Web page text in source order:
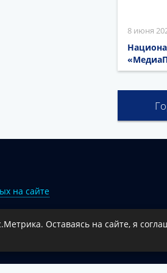
8 июня
на сайте
муниципального округа.
Оставаясь на сайте, я